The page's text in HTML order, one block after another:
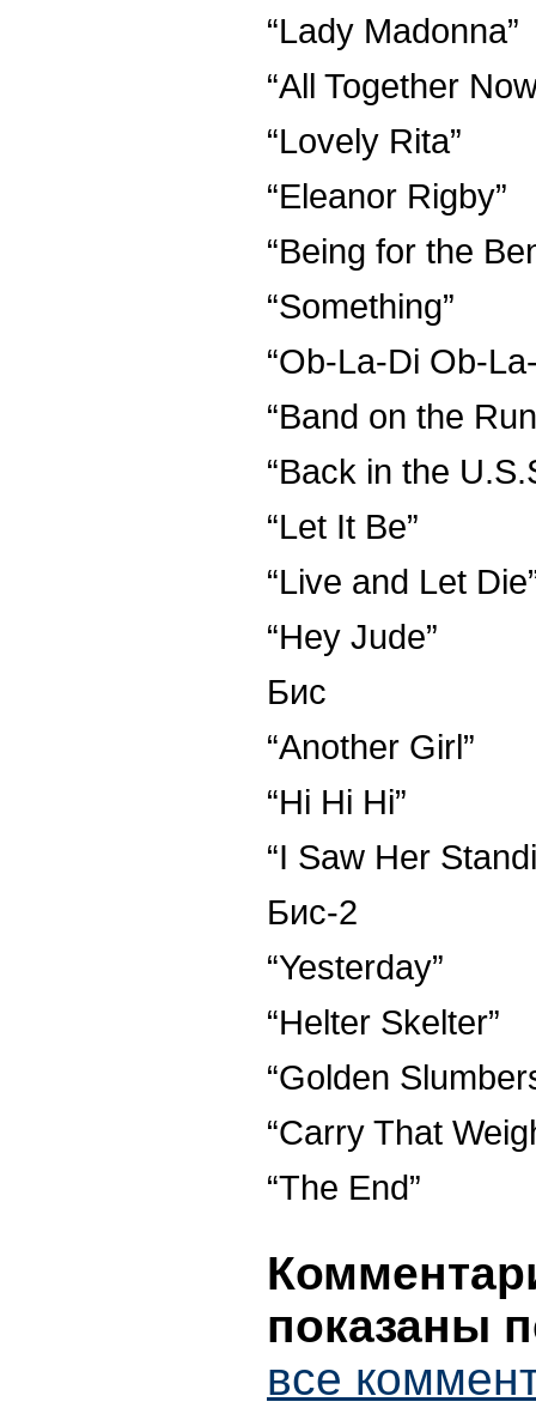
“Lady Madonna”
“All Together
“Lovely Rita”
“Eleanor Rigby”
“Being for the
“Something”
“Ob-La-Di Ob-
“Band on the
“Back in the
“Let It Be”
“Live and Let
“Hey Jude”
Бис
“Another Girl”
“Hi Hi Hi”
“I Saw Her
Бис-2
“Yesterday”
“Helter Skelter”
“Golden
“Carry That
“The End”
показаны
все